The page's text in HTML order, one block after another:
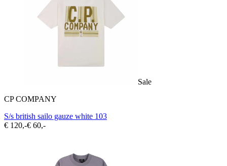
Sale
CP COMPANY
S/s british sailo gauze white 103
€ 120,-€ 60,-